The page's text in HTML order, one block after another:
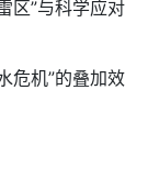
区”与科学应对
危机”的叠加效